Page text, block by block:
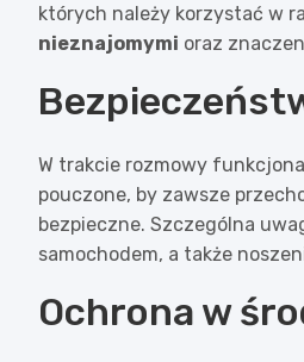
których należy korzystać w
nieznajomymi oraz
W trakcie rozmowy
pouczone, by zawsze
bezpieczne. Szczególna
samochodem, a także
Ochrona w